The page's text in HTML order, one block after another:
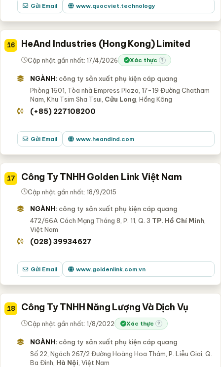
Gửi Email www.quocviet.technology
16 HeAnd Industries (Hong Kong) Limited
Cập nhật gần nhất: 17/4/2026 Xác thực ?
NGÀNH: công ty sản xuất phụ kiện cáp quang
Phòng 1601, Tòa nhà Empress Plaza, 17-19 Đường Chatham
Nam, Khu Tsim Sha Tsui, Cửu Long , Hồng Kông
(+85) 227108200
Gửi Email www.heandind.com
17 Công Ty TNHH Golden Link Việt Nam
Cập nhật gần nhất: 18/9/2015
NGÀNH: công ty sản xuất phụ kiện cáp quang
472/66A Cách Mạng Tháng 8, P. 11, Q. 3 TP. Hồ Chí Minh
Việt Nam
(028) 39934627
Gửi Email www.goldenlink.com.vn
18 Công Ty TNHH Năng Lượng Và Dịch Vụ
Cập nhật gần nhất: 1/8/2022 Xác thực ?
NGÀNH: công ty sản xuất phụ kiện cáp quang
Số 22, Ngách 267/2 Đường Hoàng Hoa Thám, P. Liễu Giai, Q.
Ba Đình, Hà Nội , Việt Nam